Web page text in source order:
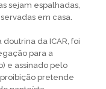
sejam espalhadas,
em casa.
da ICAR, foi
para a
e assinado pelo
pretende